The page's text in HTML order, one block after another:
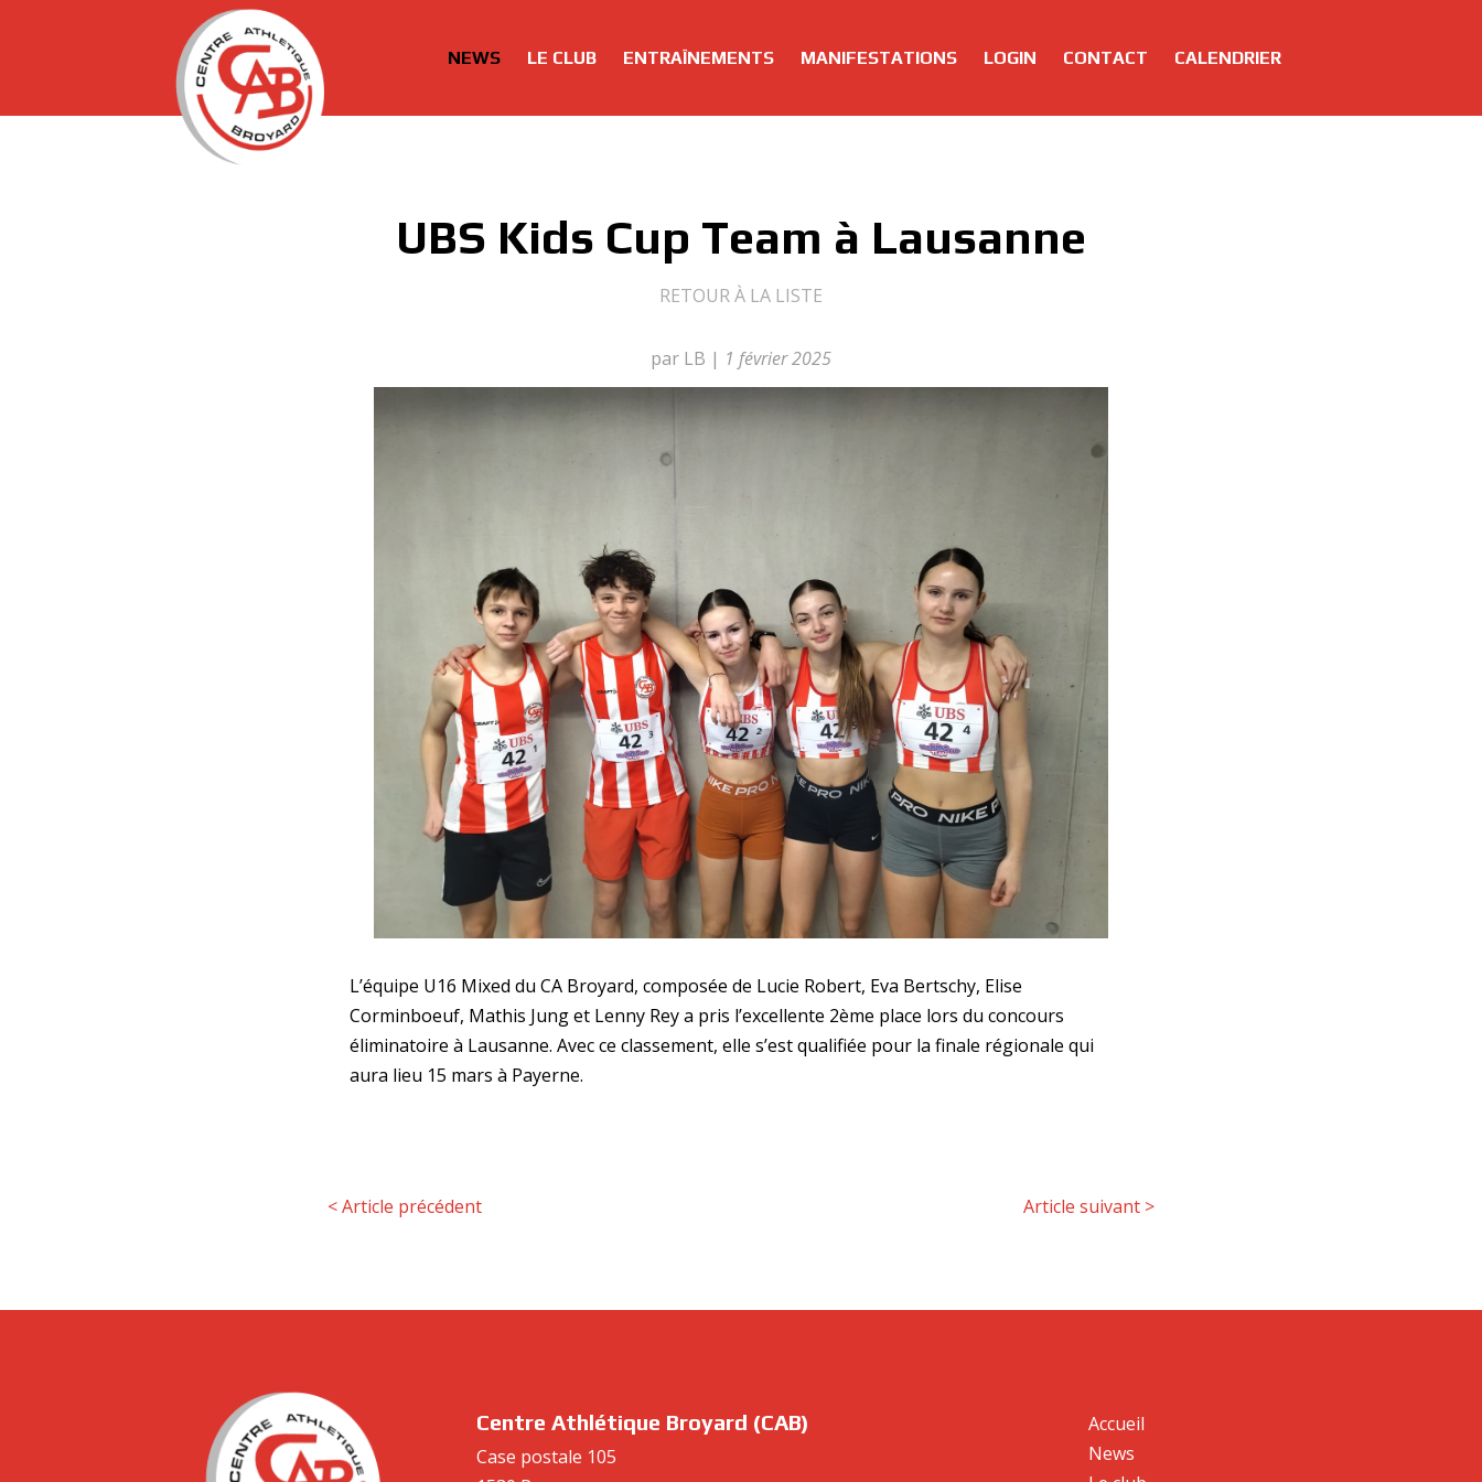
NEWS LE CLUB ENTRAÎNEMENTS MANIFESTATIONS LOGIN CONTACT CALENDRIER
UBS Kids Cup Team à Lausanne
RETOUR À LA LISTE
par LB | 1 février 2025
L’équipe U16 Mixed du CA Broyard, composée de Lucie Robert, Eva Bertschy, Elise
Corminboeuf, Mathis Jung et Lenny Rey a pris l’excellente 2ème place lors du concours
éliminatoire à Lausanne. Avec ce classement, elle s’est qualifiée pour la finale régionale qui
aura lieu 15 mars à Payerne.
<Article précédent Article suivant >
Centre Athlétique Broyard (CAB)
Case postale 105
Accueil
News